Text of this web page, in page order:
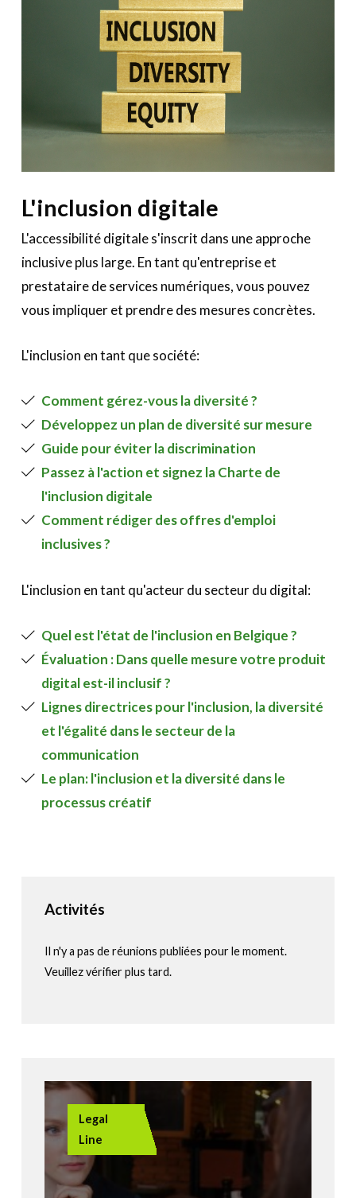
L'inclusion digitale
L'accessibilité digitale s'inscrit dans une approche
inclusive plus large. En tant qu'entreprise et
prestataire de services numériques, vous pouvez
vous impliquer et prendre des mesures concrètes.
L'inclusion en tant que société:
Comment gérez-vous la diversité ?
Développez un plan de diversité sur mesure
Guide pour éviter la discrimination
Passez à l'action et signez la Charte de
l'inclusion digitale
Comment rédiger des offres d'emploi
inclusives ?
L'inclusion en tant qu'acteur du secteur du digital:
Quel est l'état de l'inclusion en Belgique ?
Évaluation : Dans quelle mesure votre produit
digital est-il inclusif ?
Lignes directrices pour l'inclusion, la diversité
et l'égalité dans le secteur de la
communication
Le plan: l'inclusion et la diversité dans le
processus créatif
Activités
Il n'y a pas de réunions publiées pour le moment.
Veuillez vérifier plus tard.
Legal
Line